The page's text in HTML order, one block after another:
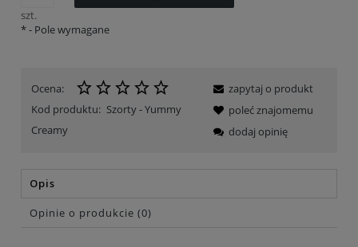
szt.
*- Pole wymagane
Ocena:
Kod produktu: Szorty - Yummy
Creamy
zapytaj o produkt
poleć znajomemu
dodaj opinię
Opis
Opinie o produkcie (0)